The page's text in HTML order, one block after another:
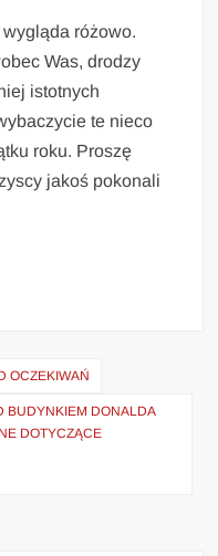
różowo.
Was, drodzy
istotnych
te nieco
roku. Proszę
jakoś pokonali
OCZEKIWAŃ
BUDYNKIEM DONALDA
DOTYCZĄCE